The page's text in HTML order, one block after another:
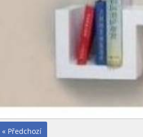
« Předchozí